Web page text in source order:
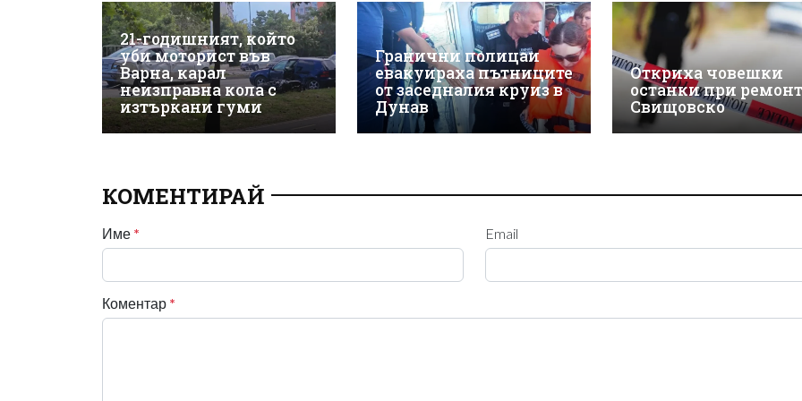
21-годишният, който
уби моторист във
Варна, карал
неизправна кола с
изтъркани гуми
Гранични полицаи
евакуираха пътниците
от заседналия круиз в
Дунав
Откриха човешки
останки при
Свищовско
КОМЕНТИРАЙ
Име * Email
Коментар *